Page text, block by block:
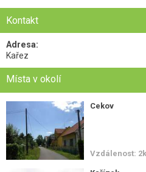
Kontakt
Adresa:
Kařez
Místa v okolí
Cekov
Vzdálenost: